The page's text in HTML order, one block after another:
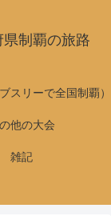
制覇の旅路
スリーで全国制覇）
他の大会
雑記